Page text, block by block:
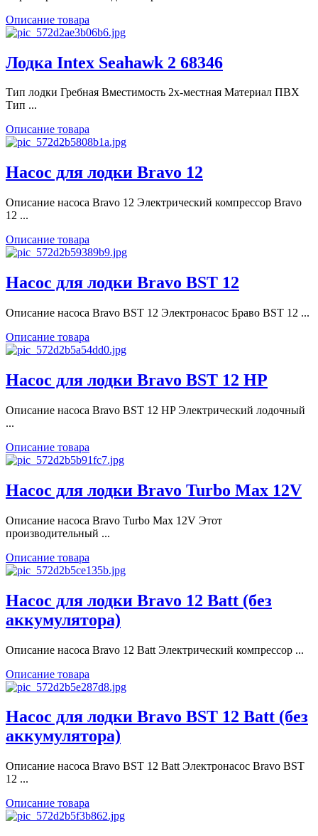
Описание товара
Лодка Intex Seahawk 2 68346
Тип лодки Гребная Вместимость 2х-местная Материал ПВХ
Тип ...
Описание товара
Насос для лодки Bravo 12
Описание насоса Bravo 12 Электрический компрессор Bravo
12 ...
Описание товара
Насос для лодки Bravo BST 12
Описание насоса Bravo BST 12 Электронасос Браво BST 12 ...
Описание товара
Насос для лодки Bravo BST 12 HP
Описание насоса Bravo BST 12 HP Электрический лодочный
...
Описание товара
Насос для лодки Bravo Turbo Max 12V
Описание насоса Bravo Turbo Max 12V Этот
производительный ...
Описание товара
Насос для лодки Bravo 12 Batt (без
аккумулятора)
Описание насоса Bravo 12 Batt Электрический компрессор ...
Описание товара
Насос для лодки Bravo BST 12 Batt (без
аккумулятора)
Описание насоса Bravo BST 12 Batt Электронасос Bravo BST
12 ...
Описание товара